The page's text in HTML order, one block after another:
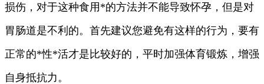
损伤，对于这种食用*的方法并不能导致怀孕，但是对
胃肠道是不利的。首先建议您避免有这样的行为，要有
正常的*性*活才是比较好的，平时加强体育锻炼，增强
自身抵抗力。